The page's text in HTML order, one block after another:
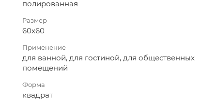
полированная
Размер
60x60
Применение
для ванной, для гостиной, для общественных
помещений
Форма
квадрат